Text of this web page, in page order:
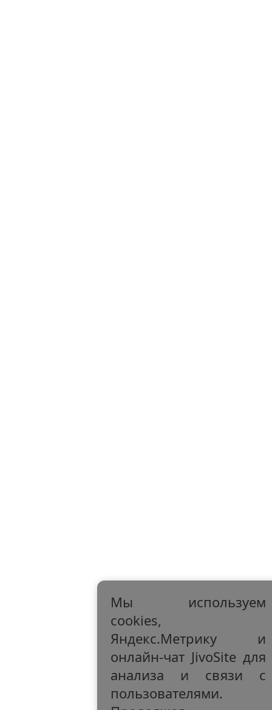
Мы используем
cookies,
Яндекс.Метрику и
онлайн-чат JivoSite для
анализа и связи с
пользователями.